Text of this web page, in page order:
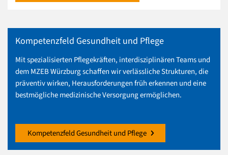
Kompetenzfeld Gesundheit und Pflege
Mit spezialisierten Pflegekräften, interdisziplinären Teams und
dem MZEB Würzburg schaffen wir verlässliche Strukturen, die
präventiv wirken, Herausforderungen früh erkennen und eine
bestmögliche medizinische Versorgung ermöglichen.
Kompetenzfeld Gesundheit und Pflege